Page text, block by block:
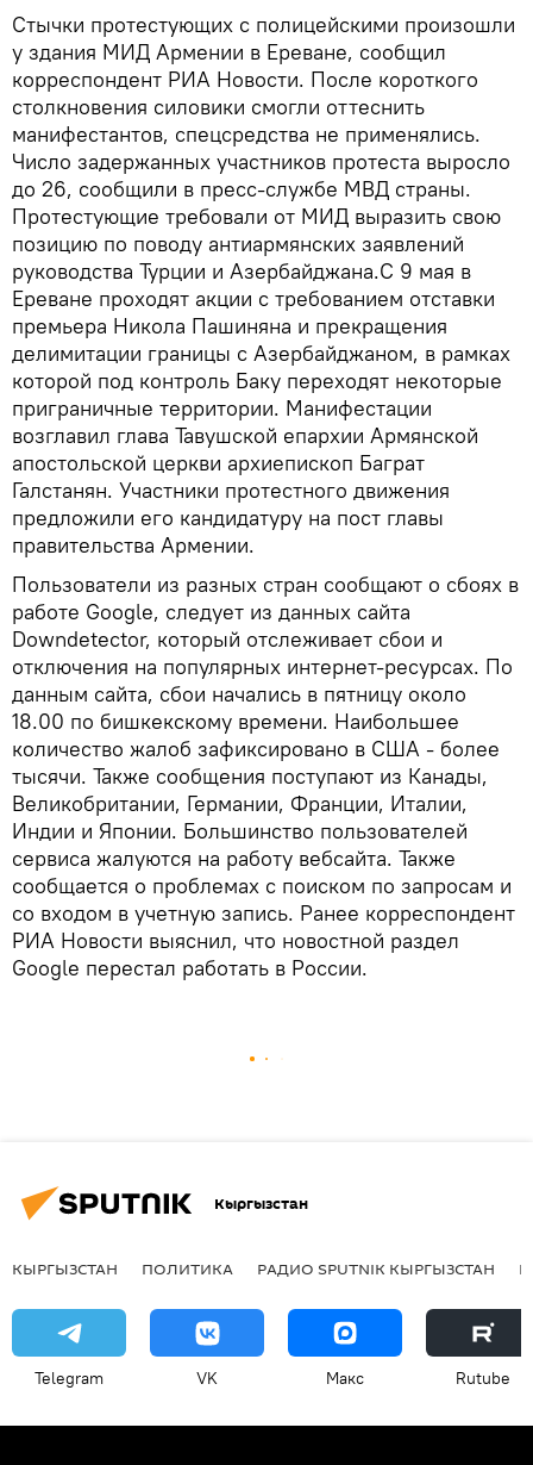
Стычки протестующих с полицейскими произошли
у здания МИД Армении в Ереване, сообщил
корреспондент РИА Новости. После короткого
столкновения силовики смогли оттеснить
манифестантов, спецсредства не применялись.
Число задержанных участников протеста выросло
до 26, сообщили в пресс-службе МВД страны.
Протестующие требовали от МИД выразить свою
позицию по поводу антиармянских заявлений
руководства Турции и Азербайджана.С 9 мая в
Ереване проходят акции с требованием отставки
премьера Никола Пашиняна и прекращения
делимитации границы с Азербайджаном, в рамках
которой под контроль Баку переходят некоторые
приграничные территории. Манифестации
возглавил глава Тавушской епархии Армянской
апостольской церкви архиепископ Баграт
Галстанян. Участники протестного движения
предложили его кандидатуру на пост главы
правительства Армении.
Пользователи из разных стран сообщают о сбоях в
работе Google, следует из данных сайта
Downdetector, который отслеживает сбои и
отключения на популярных интернет-ресурсах. По
данным сайта, сбои начались в пятницу около
18.00 по бишкекскому времени. Наибольшее
количество жалоб зафиксировано в США - более
тысячи. Также сообщения поступают из Канады,
Великобритании, Германии, Франции, Италии,
Индии и Японии. Большинство пользователей
сервиса жалуются на работу вебсайта. Также
сообщается о проблемах с поиском по запросам и
со входом в учетную запись. Ранее корреспондент
РИА Новости выяснил, что новостной раздел
Google перестал работать в России.
Кыргызстан
КЫРГЫЗСТАН ПОЛИТИКА РАДИО SPUTNIK КЫРГЫЗСТАН
Telegram VK Макс Rutube